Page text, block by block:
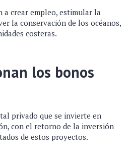
a crear empleo, estimular la
la conservación de los océanos,
costeras.
los bonos
privado que se invierte en
con el retorno de la inversión
de estos proyectos.